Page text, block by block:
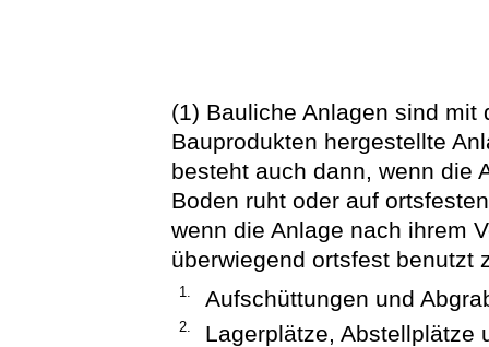
(1) Bauliche Anlagen sind
Bauprodukten hergestellte
besteht auch dann, wenn die
Boden ruht oder auf
wenn die Anlage nach ihrem
überwiegend ortsfest benutzt
1. Aufschüttungen und
2. Lagerplätze, Abstellplätze